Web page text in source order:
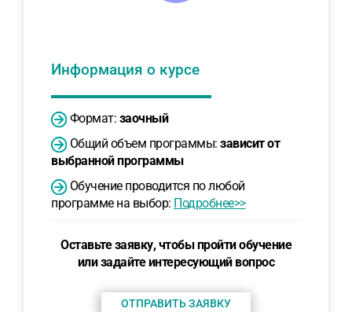
Информация о курсе
Формат: заочный
Общий объем программы: зависит от
выбранной программы
Обучение проводится по любой
программе на выбор: Подробнее>>
Оставьте заявку, чтобы пройти обучение
или задайте интересующий вопрос
ОТПРАВИТЬ ЗАЯВКУ